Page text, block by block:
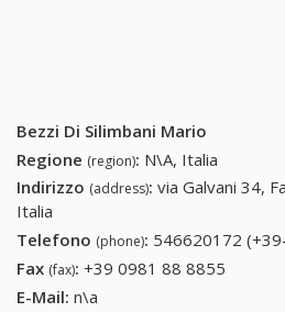
Bezzi Di Silimbani Mario
Regione (region): N\A, Italia
Indirizzo (address): via Galvani 34,
Italia
Telefono (phone): 546620172
Fax (fax): +39 0981 88 8855
E-Mail: n\a